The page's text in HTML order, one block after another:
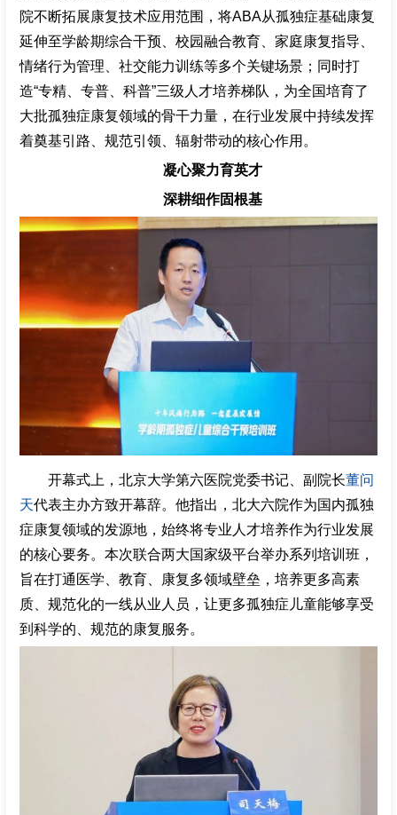
院不断拓展康复技术应用范围，将ABA从孤独症基础康复
延伸至学龄期综合干预、校园融合教育、家庭康复指导、
情绪行为管理、社交能力训练等多个关键场景；同时打
造“专精、专普、科普”三级人才培养梯队，为全国培育了
大批孤独症康复领域的骨干力量，在行业发展中持续发挥
着奠基引路、规范引领、辐射带动的核心作用。
凝心聚力育英才
深耕细作固根基
开幕式上，北京大学第六医院党委书记、副院长董问
天代表主办方致开幕辞。他指出，北大六院作为国内孤独
症康复领域的发源地，始终将专业人才培养作为行业发展
的核心要务。本次联合两大国家级平台举办系列培训班，
旨在打通医学、教育、康复多领域壁垒，培养更多高素
质、规范化的一线从业人员，让更多孤独症儿童能够享受
到科学的、规范的康复服务。